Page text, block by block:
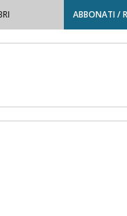
ABBONATI /